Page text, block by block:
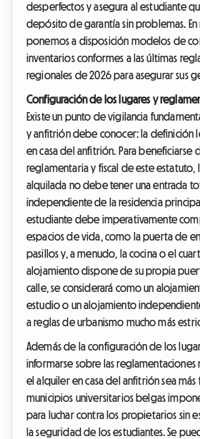
desperfectos y asegura al estudiante
depósito de garantía sin problemas.
ponemos a disposición modelos de
inventarios conformes a las últimas
regionales de 2026 para asegurar sus
Configuración de los lugares y
Existe un punto de vigilancia
y anfitrión debe conocer: la definición
en casa del anfitrión. Para beneficiarse
reglamentaria y fiscal de este estatuto,
alquilada no debe tener una entrada
independiente de la residencia
estudiante debe imperativamente
espacios de vida, como la puerta de
pasillos y, a menudo, la cocina o el
alojamiento dispone de su propia
calle, se considerará como un
estudio o un alojamiento
a reglas de urbanismo mucho más
Además de la configuración de los
informarse sobre las reglamentaciones
el alquiler en casa del anfitrión sea
municipios universitarios belgas
para luchar contra los propietarios sin
la seguridad de los estudiantes. Se